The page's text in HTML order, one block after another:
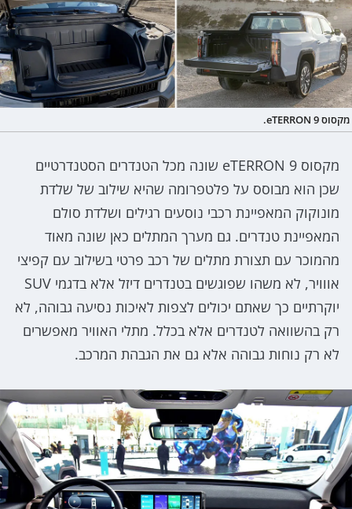
מקסוס eTERRON 9.
מקסוס eTERRON 9 שונה מכל הטנדרים הסטנדרטיים
שכן הוא מבוסס על פלטפרומה שהיא שילוב של שלדת
מונוקוק המאפיינת רכבי נוסעים רגילים ושלדת סולם
המאפיינת טנדרים. גם מערך המתלים כאן שונה מאוד
מהמוכר עם תצורת מתלים של רכב פרטי בשילוב עם קפיצי
אווויר, לא משהו שפוגשים בטנדרים דיזל אלא בדגמי SUV
יוקרתיים כך שאתם יכולים לצפות לאיכות נסיעה גבוהה, לא
רק בהשוואה לטנדרים אלא בכלל. מתלי האוויר מאפשרים
לא רק נוחות גבוהה אלא גם את הגבהת המרכב.